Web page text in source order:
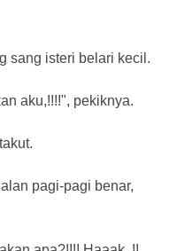
sang isteri belari kecil.
aku,!!!!", pekiknya.
pagi-pagi benar,